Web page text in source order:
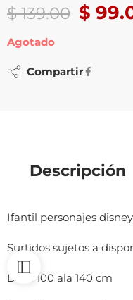
$139.00 $
Agotado
Compartir
Descripción
Ifantil personajes disney
Surtidos sujetos a
De la 100 ala 140 cm